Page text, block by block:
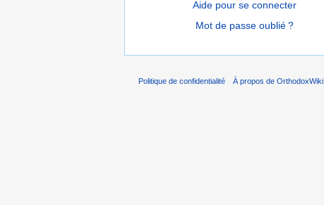
Aide pour se connecter
Mot de passe oublié ?
Politique de confidentialité À propos de OrthodoxWiki